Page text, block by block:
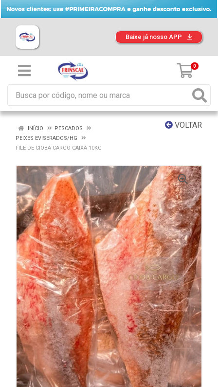
Baixe já nosso APP
0
VOLTAR
INÍCIO
PESCADOS
PEIXES EVISERADOS/HG
FILE DE CIOBA CARGO CAIXA 10KG